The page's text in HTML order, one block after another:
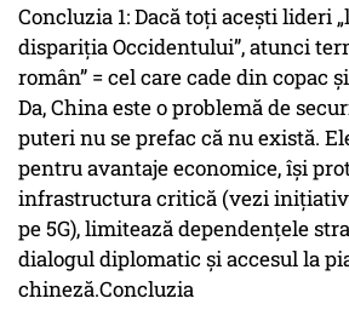
Concluzia 1: Dacă toți acești lideri
dispariția Occidentului”, atunci
român” = cel care cade din copac
Da, China este o problemă de
puteri nu se prefac că nu există.
pentru avantaje economice, își
infrastructura critică (vezi
pe 5G), limitează dependențele
dialogul diplomatic și accesul la
chineză.Concluzia